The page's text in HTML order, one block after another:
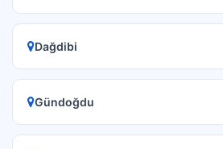
Dağdibi
Gündoğdu